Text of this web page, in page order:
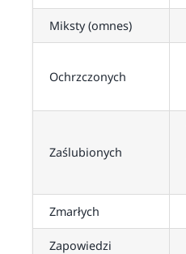
Miksty (omnes)
Ochrzczonych
Zaślubionych
Zmarłych
Zapowiedzi